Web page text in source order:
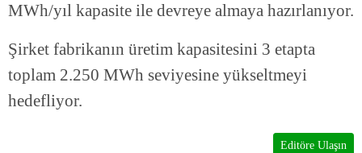
MWh/yıl kapasite ile devreye almaya hazırlanıyor.
Şirket fabrikanın üretim kapasitesini 3 etapta
toplam 2.250 MWh seviyesine yükseltmeyi
hedefliyor.
Editöre Ulaşın